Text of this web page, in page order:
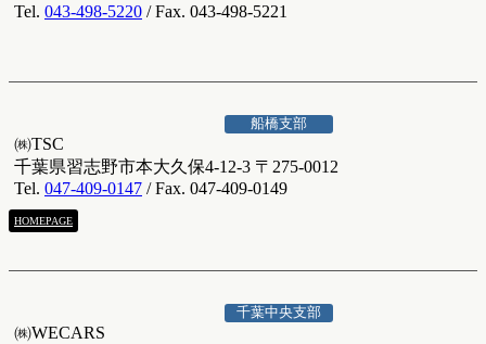
Tel. 043-498-5220 / Fax. 043-498-5221
船橋支部
㈱TSC
千葉県習志野市本大久保4-12-3 〒275-0012
Tel. 047-409-0147 / Fax. 047-409-0149
HOMEPAGE
千葉中央支部
㈱WECARS